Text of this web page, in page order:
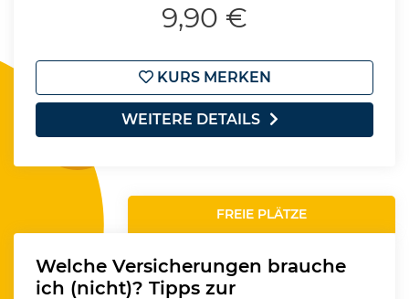
9,90 €
KURS MERKEN
WEITERE DETAILS
FREIE PLÄTZE
Welche Versicherungen brauche
ich (nicht)? Tipps zur